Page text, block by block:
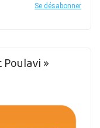
Se désabonner
Poulavi »